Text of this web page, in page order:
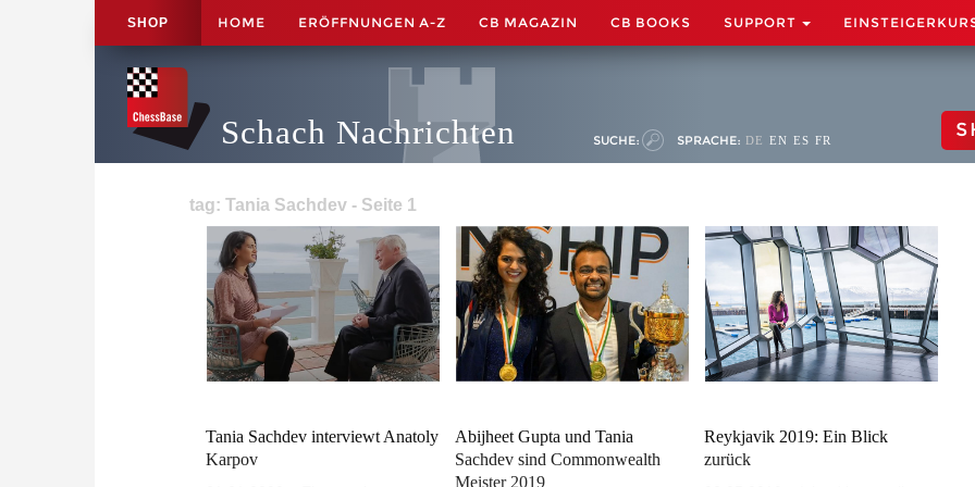
SHOP HOME ERÖFFNUNGEN A-Z CB MAGAZIN CB BOOKS SUPPORT
Schach Nachrichten SUCHE: SPRACHE: DE EN ES FR
tag: Tania Sachdev - Seite 1
Tania Sachdev interviewt Anatoly
Karpov
Abijheet Gupta und Tania
Sachdev sind Commonwealth
Meister 2019
Reykjavik 2019: Ein Blick
zurück